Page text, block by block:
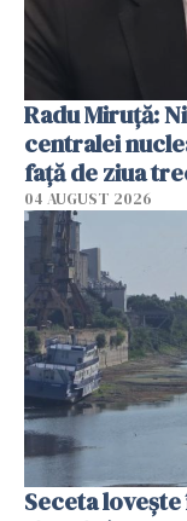
Radu Miruţă:
centralei
faţă de ziua
04 AUGUST 2026
Seceta